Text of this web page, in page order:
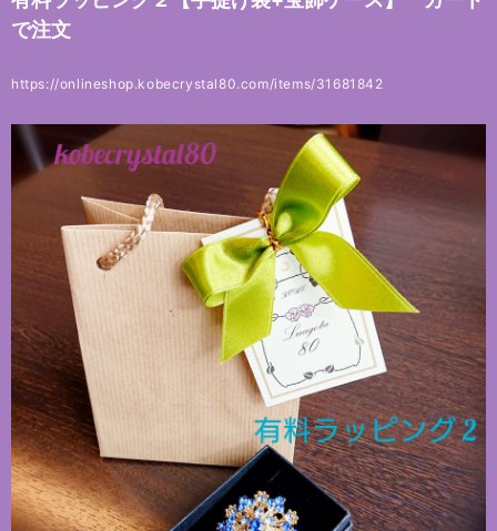
で注文
https://onlineshop.kobecrystal80.com/items/31681842